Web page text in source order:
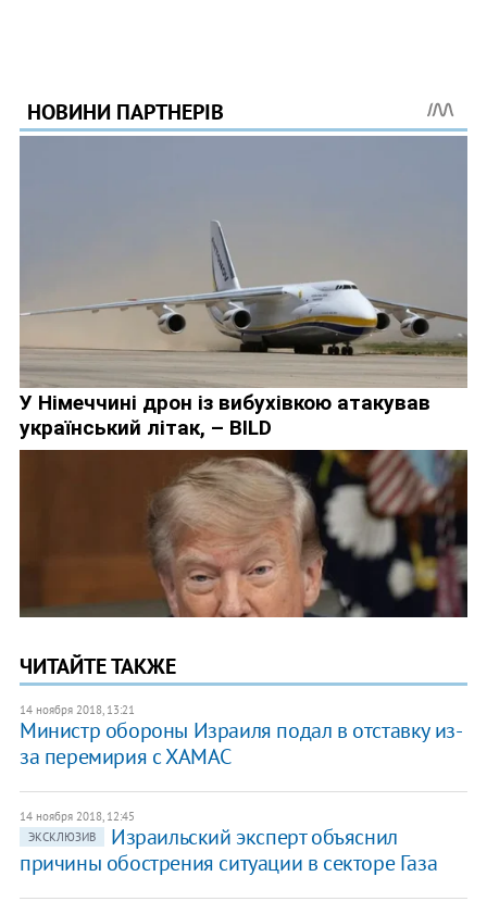
ЧИТАЙТЕ ТАКЖЕ
14 ноября 2018, 13:21
Министр обороны Израиля подал в отставку из-
за перемирия с ХАМАС
14 ноября 2018, 12:45
ЭКСКЛЮЗИВ
Израильский эксперт объяснил
причины обострения ситуации в секторе Газа